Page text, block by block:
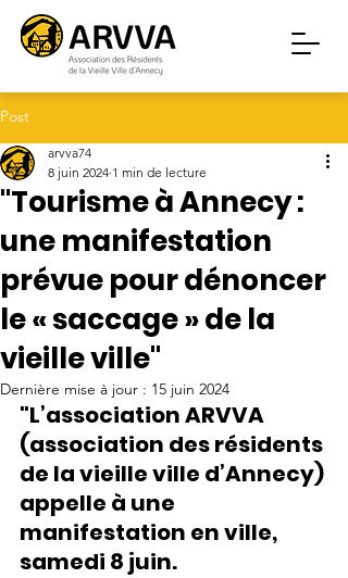
Post
"Tourisme à Annecy :
une manifestation
prévue pour dénoncer
le « saccage » de la
vieille ville"
arvva74
8 juin 2024 1 min de lecture
Dernière mise à jour : 15 juin 2024
"L’association ARVVA
(association des résidents
de la vieille ville d’Annecy)
appelle à une
manifestation en ville,
samedi 8 juin.